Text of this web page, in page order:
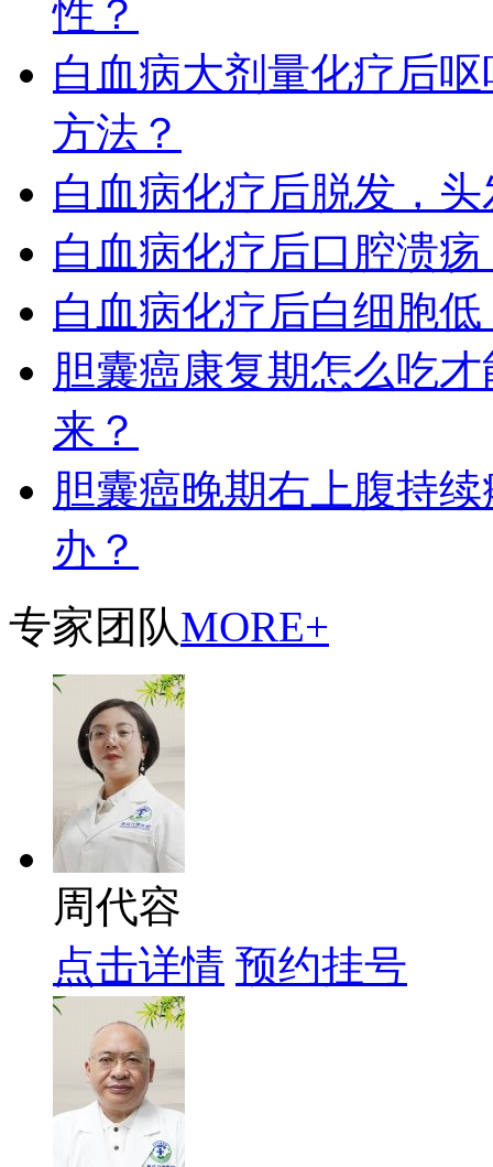
性？
白血病大剂量化疗后
方法？
白血病化疗后脱发，
白血病化疗后口腔溃
白血病化疗后白细胞
胆囊癌康复期怎么吃
来？
胆囊癌晚期右上腹持
办？
专家团队MORE+
周代容
点击详情 预约挂号